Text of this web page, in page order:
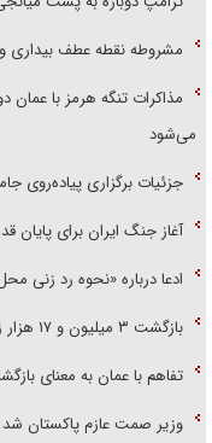
مشروطه نقطه عطف بیداری
مذاکرات تنگه هرمز با عمان
می‌شود
جزئیات برگزاری پیاده‌روی
آغاز جنگ ایران برای پایان
ادعا درباره «نحوه رد زنی
بازگشت ۳ میلیون و ۱۷ هزار زائر اربعین به کشور
تفاهم با عمان به معنای
وزیر صمت عازم پاکستان شد